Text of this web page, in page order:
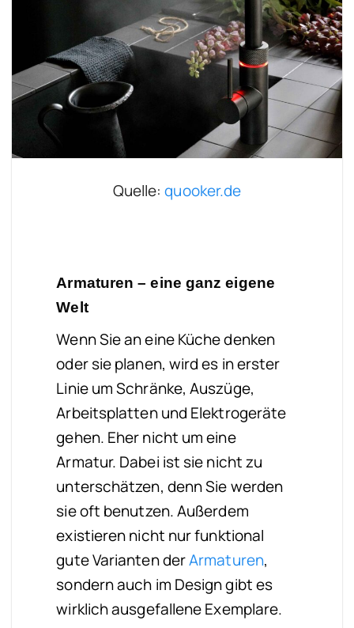
Quelle:quooker.de
Armaturen – eine ganz eigene
Welt
Wenn Sie an eine Küche denken
oder sie planen, wird es in erster
Linie um Schränke, Auszüge,
Arbeitsplatten und Elektrogeräte
gehen. Eher nicht um eine
Armatur. Dabei ist sie nicht zu
unterschätzen, denn Sie werden
sie oft benutzen. Außerdem
existieren nicht nur funktional
gute Varianten derArmaturen,
sondern auch im Design gibt es
wirklich ausgefallene Exemplare.